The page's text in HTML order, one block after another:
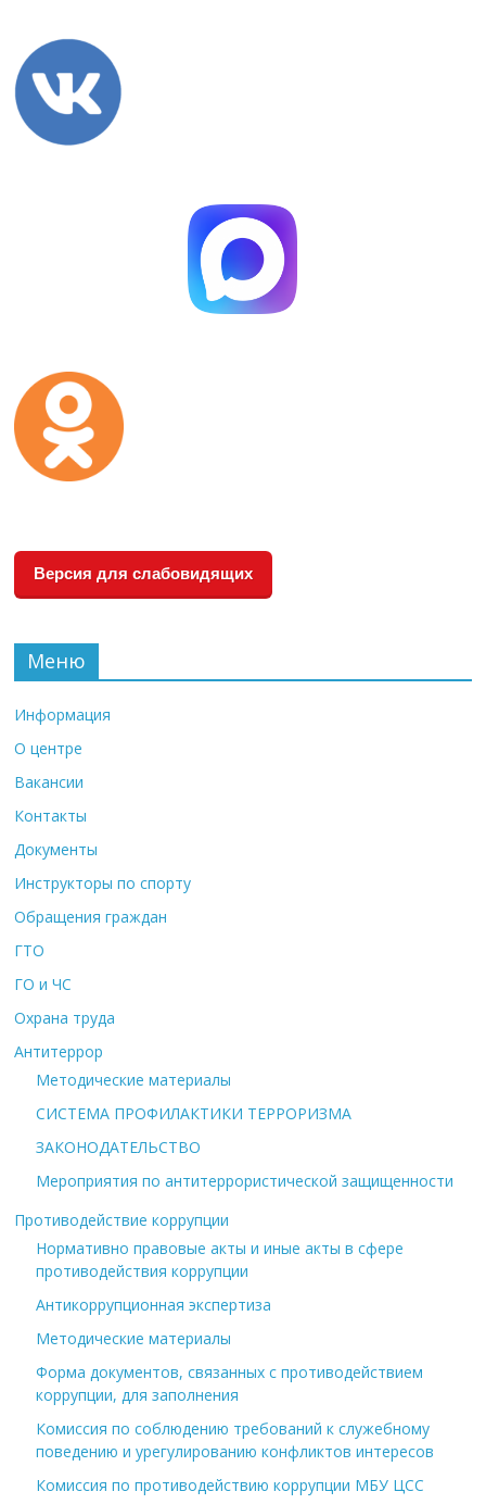
Версия для слабовидящих
Меню
Информация
О центре
Вакансии
Контакты
Документы
Инструкторы по спорту
Обращения граждан
ГТО
ГО и ЧС
Охрана труда
Антитеррор
Методические материалы
СИСТЕМА ПРОФИЛАКТИКИ ТЕРРОРИЗМА
ЗАКОНОДАТЕЛЬСТВО
Мероприятия по антитеррористической защищенности
Противодействие коррупции
Нормативно правовые акты и иные акты в сфере
противодействия коррупции
Антикоррупционная экспертиза
Методические материалы
Форма документов, связанных с противодействием
коррупции, для заполнения
Комиссия по соблюдению требований к служебному
поведению и урегулированию конфликтов интересов
Комиссия по противодействию коррупции МБУ ЦСС